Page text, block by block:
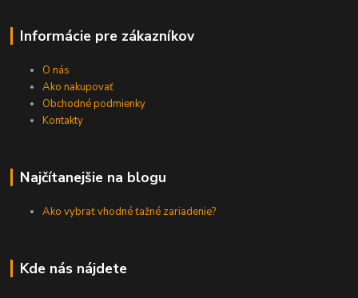
Informácie pre zákazníkov
O nás
Ako nakupovať
Obchodné podmienky
Kontakty
Najčítanejšie na blogu
Ako vybrať vhodné ťažné zariadenie?
Kde nás nájdete